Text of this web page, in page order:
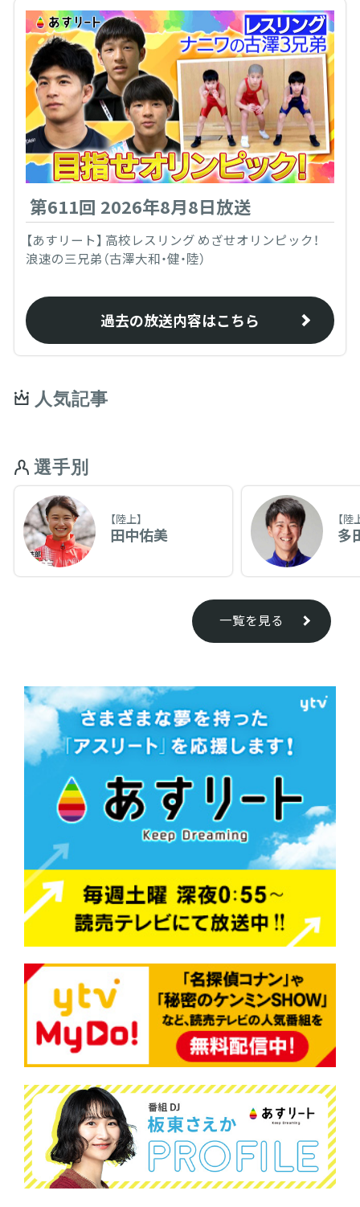
第611回 2026年8月8日放送
【あすリート】 高校レスリング めざせオリンピック！
浪速の三兄弟（古澤大和・健・陸）
過去の放送内容はこちら
人気記事
選手別
【陸上】
田中佑美
【陸
多
一覧を見る